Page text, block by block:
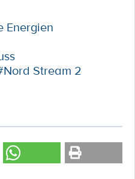
Energien
Stream 2